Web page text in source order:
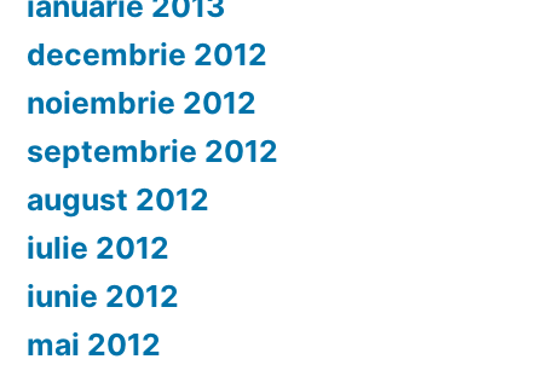
decembrie 2012
noiembrie 2012
septembrie 2012
august 2012
iulie 2012
iunie 2012
mai 2012